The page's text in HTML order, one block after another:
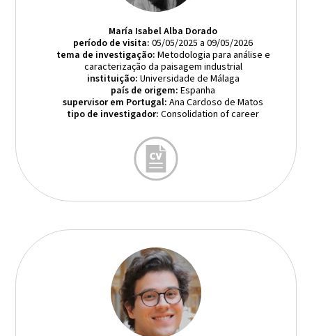
María Isabel Alba Dorado
período de visita: 05/05/2025 a 09/05/2026
tema de investigação: Metodologia para análise e
caracterização da paisagem industrial
instituição: Universidade de Málaga
país de origem: Espanha
supervisor em Portugal: Ana Cardoso de Matos
tipo de investigador: Consolidation of career